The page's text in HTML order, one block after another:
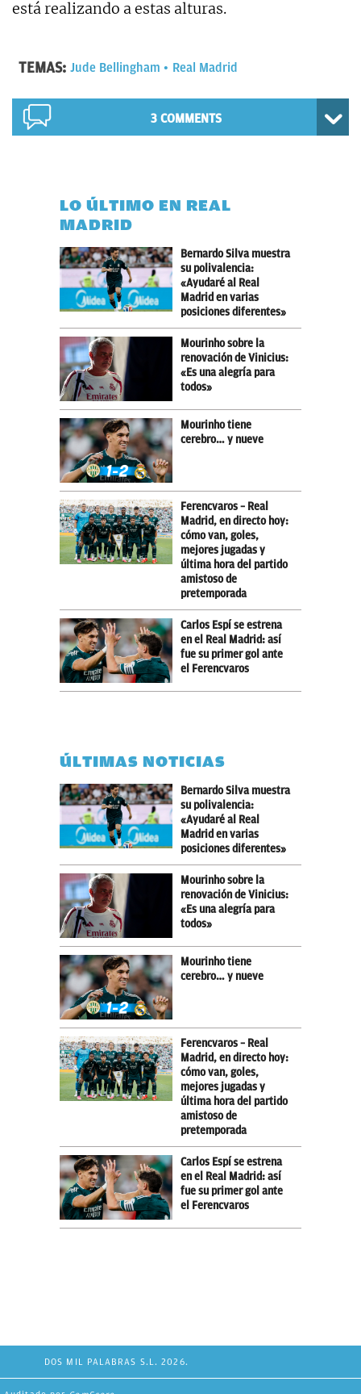
está realizando a estas alturas.
TEMAS: Jude Bellingham Real Madrid
3 COMMENTS
LO ÚLTIMO EN REAL
MADRID
Bernardo Silva muestra
su polivalencia:
«Ayudaré al Real
Madrid en varias
posiciones diferentes»
Mourinho sobre la
renovación de Vinicius:
«Es una alegría para
todos»
Mourinho tiene
cerebro… y nueve
Ferencvaros – Real
Madrid, en directo hoy:
cómo van, goles,
mejores jugadas y
última hora del partido
amistoso de
pretemporada
Carlos Espí se estrena
en el Real Madrid: así
fue su primer gol ante
el Ferencvaros
ÚLTIMAS NOTICIAS
Bernardo Silva muestra
su polivalencia:
«Ayudaré al Real
Madrid en varias
posiciones diferentes»
Mourinho sobre la
renovación de Vinicius:
«Es una alegría para
todos»
Mourinho tiene
cerebro… y nueve
Ferencvaros – Real
Madrid, en directo hoy:
cómo van, goles,
mejores jugadas y
última hora del partido
amistoso de
pretemporada
Carlos Espí se estrena
en el Real Madrid: así
fue su primer gol ante
el Ferencvaros
DOS MIL PALABRAS S.L. 2026.